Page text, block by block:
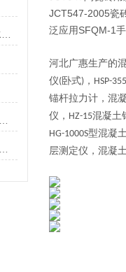
JCT547-2005瓷
泛应用SFQM-1
河北广惠生产的
仪(卧式)， HSP-355
锚杆拉力计，混
仪， HZ-15混凝土
HG-1000S型混凝
层测定仪，混凝